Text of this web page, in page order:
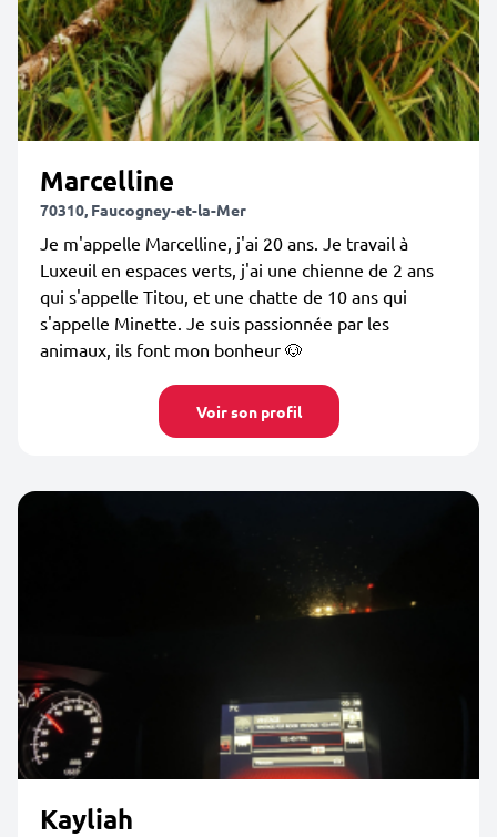
Marcelline
70310, Faucogney-et-la-Mer
Je m'appelle Marcelline, j'ai 20 ans. Je travail à
Luxeuil en espaces verts, j'ai une chienne de 2 ans
qui s'appelle Titou, et une chatte de 10 ans qui
s'appelle Minette. Je suis passionnée par les
animaux, ils font mon bonheur 🐶
Voir son profil
Kayliah